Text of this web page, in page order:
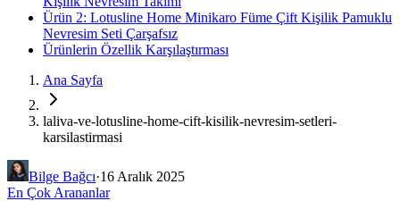
Ürün 2: Lotusline Home Minikaro Füme Çift Kişilik Pamuklu
Nevresim Seti Çarşafsız
Ürünlerin Özellik Karşılaştırması
Ana Sayfa
laliva-ve-lotusline-home-cift-kisilik-nevresim-setleri-
karsilastirmasi
Bilge Bağcı·16 Aralık 2025
En Çok Arananlar